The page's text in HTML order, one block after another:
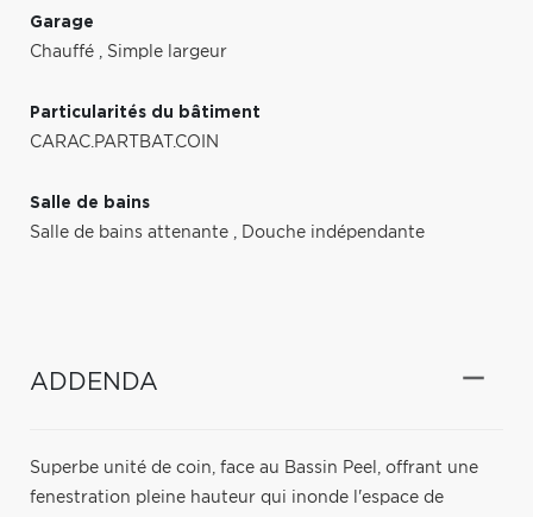
Garage
Chauffé , Simple largeur
Particularités du bâtiment
CARAC.PARTBAT.COIN
Salle de bains
Salle de bains attenante , Douche indépendante
ADDENDA
Superbe unité de coin, face au Bassin Peel, offrant une
fenestration pleine hauteur qui inonde l'espace de